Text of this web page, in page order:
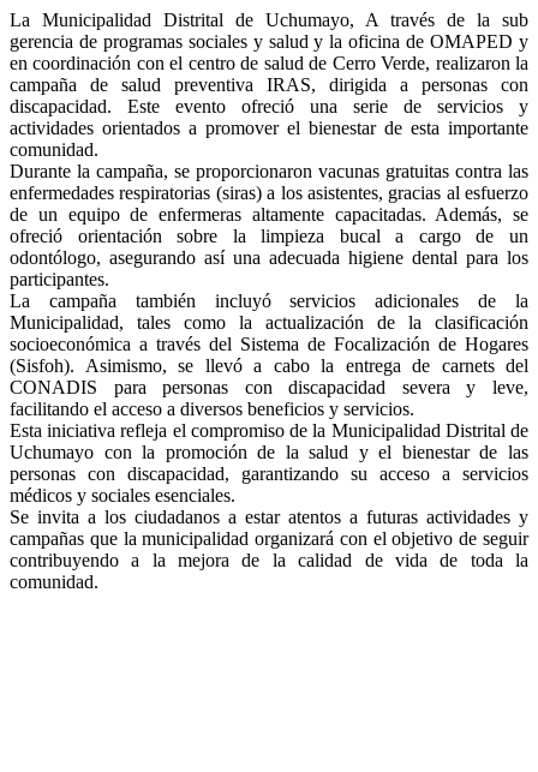
La Municipalidad Distrital de Uchumayo, A través de la sub
gerencia de programas sociales y salud y la oficina de OMAPED y
en coordinación con el centro de salud de Cerro Verde, realizaron la
campaña de salud preventiva IRAS, dirigida a personas con
discapacidad. Este evento ofreció una serie de servicios y
actividades orientados a promover el bienestar de esta importante
comunidad.
Durante la campaña, se proporcionaron vacunas gratuitas contra las
enfermedades respiratorias (siras) a los asistentes, gracias al esfuerzo
de un equipo de enfermeras altamente capacitadas. Además, se
ofreció orientación sobre la limpieza bucal a cargo de un
odontólogo, asegurando así una adecuada higiene dental para los
participantes.
La campaña también incluyó servicios adicionales de la
Municipalidad, tales como la actualización de la clasificación
socioeconómica a través del Sistema de Focalización de Hogares
(Sisfoh). Asimismo, se llevó a cabo la entrega de carnets del
CONADIS para personas con discapacidad severa y leve,
facilitando el acceso a diversos beneficios y servicios.
Esta iniciativa refleja el compromiso de la Municipalidad Distrital de
Uchumayo con la promoción de la salud y el bienestar de las
personas con discapacidad, garantizando su acceso a servicios
médicos y sociales esenciales.
Se invita a los ciudadanos a estar atentos a futuras actividades y
campañas que la municipalidad organizará con el objetivo de seguir
contribuyendo a la mejora de la calidad de vida de toda la
comunidad.